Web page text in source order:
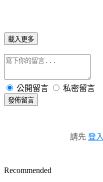
載入更多
公開留言 私密留言
發佈留言
請先 登入
Recommended